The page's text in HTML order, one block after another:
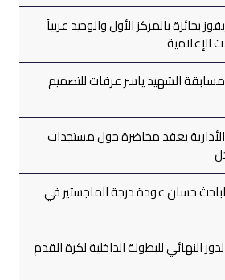
بجائزة بالمركز الأول والوحيد عربياً
الإعلامية
الشهيد ياسر عرفات للتصميم
يعقد محاضرة حول مستجدات
حسان عودة درجة الماجستير في
النهائي للبطولة الداخلية لكرة القدم